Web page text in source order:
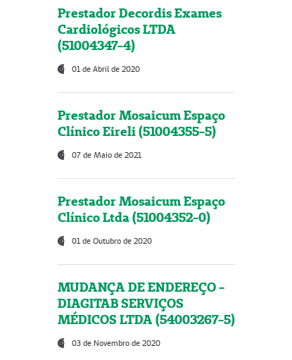
Prestador Decordis Exames
Cardiológicos LTDA
(51004347-4)
01 de Abril de 2020
Prestador Mosaicum Espaço
Clínico Eireli (51004355-5)
07 de Maio de 2021
Prestador Mosaicum Espaço
Clínico Ltda (51004352-0)
01 de Outubro de 2020
MUDANÇA DE ENDEREÇO -
DIAGITAB SERVIÇOS
MÉDICOS LTDA (54003267-5)
03 de Novembro de 2020